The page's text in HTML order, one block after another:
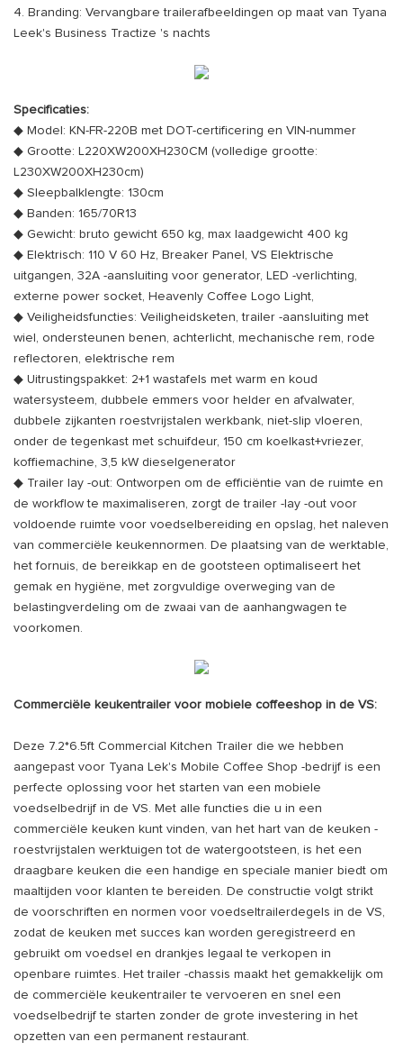
4. Branding: Vervangbare trailerafbeeldingen op maat van Tyana
Leek's Business Tractize 's nachts
Specificaties:
◆ Model: KN-FR-220B met DOT-certificering en VIN-nummer
◆ Grootte: L220XW200XH230CM (volledige grootte:
L230XW200XH230cm)
◆ Sleepbalklengte: 130cm
◆ Banden: 165/70R13
◆ Gewicht: bruto gewicht 650 kg, max laadgewicht 400 kg
◆ Elektrisch: 110 V 60 Hz, Breaker Panel, VS Elektrische
uitgangen, 32A -aansluiting voor generator, LED -verlichting,
externe power socket, Heavenly Coffee Logo Light,
◆ Veiligheidsfuncties: Veiligheidsketen, trailer -aansluiting met
wiel, ondersteunen benen, achterlicht, mechanische rem, rode
reflectoren, elektrische rem
◆ Uitrustingspakket: 2+1 wastafels met warm en koud
watersysteem, dubbele emmers voor helder en afvalwater,
dubbele zijkanten roestvrijstalen werkbank, niet-slip vloeren,
onder de tegenkast met schuifdeur, 150 cm koelkast+vriezer,
koffiemachine, 3,5 kW dieselgenerator
◆ Trailer lay -out: Ontworpen om de efficiëntie van de ruimte en
de workflow te maximaliseren, zorgt de trailer -lay -out voor
voldoende ruimte voor voedselbereiding en opslag, het naleven
van commerciële keukennormen. De plaatsing van de werktable,
het fornuis, de bereikkap en de gootsteen optimaliseert het
gemak en hygiëne, met zorgvuldige overweging van de
belastingverdeling om de zwaai van de aanhangwagen te
voorkomen.
Commerciële keukentrailer voor mobiele coffeeshop in de VS:
Deze 7.2*6.5ft Commercial Kitchen Trailer die we hebben
aangepast voor Tyana Lek's Mobile Coffee Shop -bedrijf is een
perfecte oplossing voor het starten van een mobiele
voedselbedrijf in de VS. Met alle functies die u in een
commerciële keuken kunt vinden, van het hart van de keuken -
roestvrijstalen werktuigen tot de watergootsteen, is het een
draagbare keuken die een handige en speciale manier biedt om
maaltijden voor klanten te bereiden. De constructie volgt strikt
de voorschriften en normen voor voedseltrailerdegels in de VS,
zodat de keuken met succes kan worden geregistreerd en
gebruikt om voedsel en drankjes legaal te verkopen in
openbare ruimtes. Het trailer -chassis maakt het gemakkelijk om
de commerciële keukentrailer te vervoeren en snel een
voedselbedrijf te starten zonder de grote investering in het
opzetten van een permanent restaurant.